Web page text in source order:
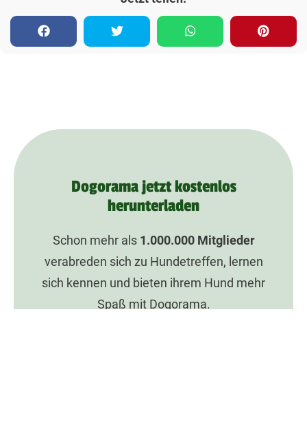
Dogorama jetzt kostenlos
herunterladen
Schon mehr als 1.000.000Mitglieder
verabreden sich zu Hundetreffen, lernen
sich kennen und bieten ihrem Hund mehr
Spaß mit Dogorama.